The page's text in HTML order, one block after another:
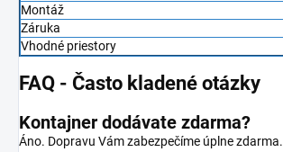
Montáž
Záruka
Vhodné priestory
FAQ - Často kladené otázky
Kontajner dodávate zdarma?
Áno. Dopravu Vám zabezpečíme úplne zdarma.